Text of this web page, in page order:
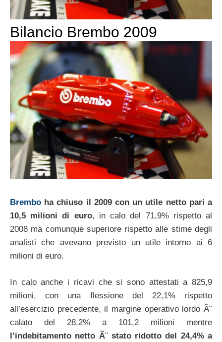
Bilancio Brembo 2009
Brembo ha chiuso il 2009 con un utile netto pari a
10,5 milioni di euro, in calo del 71,9% rispetto al
2008 ma comunque superiore rispetto alle stime degli
analisti che avevano previsto un utile intorno ai 6
milioni di euro.
In calo anche i ricavi che si sono attestati a 825,9
milioni, con una flessione del 22,1% rispetto
all’esercizio precedente, il margine operativo lordo Ã¨
calato del 28,2% a 101,2 milioni mentre
l’indebitamento netto Ã¨ stato ridotto del 24,4% a